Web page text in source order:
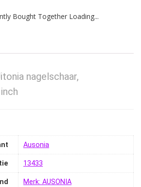
Bought Together Loading...
nagelschaar,
‎Ausonia
‎13433
Merk: AUSONIA